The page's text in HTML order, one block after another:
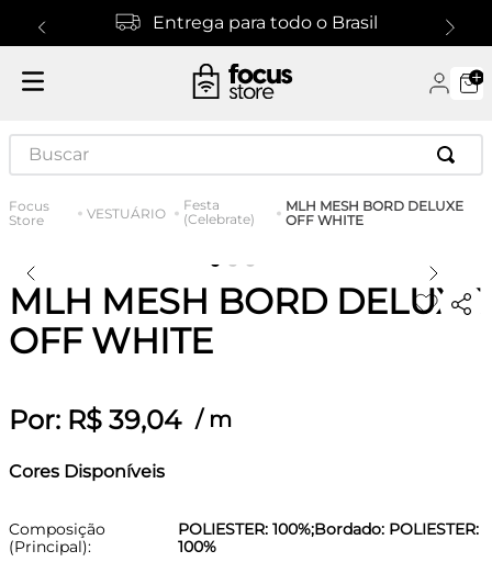
Entrega para todo o Brasil
Buscar
VESTUÁRIO
Festa
(Celebrate)
MLH MESH BORD DELUXE
OFF WHITE
MLH MESH BORD DELUXE
OFF WHITE
Por: R$ 39,04 / m
Cores Disponíveis
Composição
(Principal):
POLIESTER: 100%;Bordado: POLIESTER:
100%